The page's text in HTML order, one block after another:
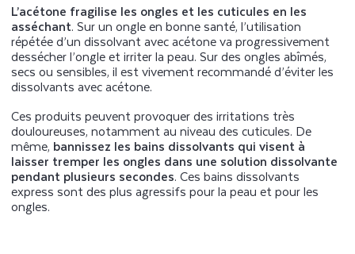
L’acétone fragilise les ongles et les cuticules en les
asséchant. Sur un ongle en bonne santé, l’utilisation
répétée d’un dissolvant avec acétone va progressivement
dessécher l’ongle et irriter la peau. Sur des ongles abîmés,
secs ou sensibles, il est vivement recommandé d’éviter les
dissolvants avec acétone.
Ces produits peuvent provoquer des irritations très
douloureuses, notamment au niveau des cuticules. De
même, bannissez les bains dissolvants qui visent à
laisser tremper les ongles dans une solution dissolvante
pendant plusieurs secondes. Ces bains dissolvants
express sont des plus agressifs pour la peau et pour les
ongles.